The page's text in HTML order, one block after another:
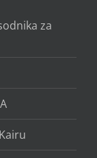
za